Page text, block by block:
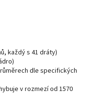
každý s 41 dráty)
dle specifických
v rozmezí od 1570